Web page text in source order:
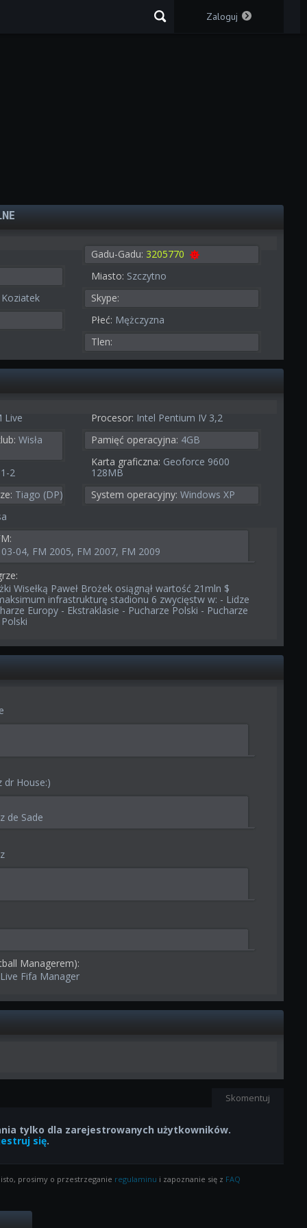
Zaloguj
Gadu-Gadu: 3205770
Miasto: Szczytno
Skype:
Płeć: Mężczyzna
Tlen:
Live
Wisła
2
Tiago (DP)
Procesor: Intel Pentium IV 3,2
Pamięć operacyjna: 4GB
Karta graficzna: Geoforce 9600
128MB
System operacyjny: Windows XP
04, FM 2005, FM 2007, FM 2009
Wisełką Paweł Brożek osiągnął wartość 21mln $
infrastrukturę stadionu 6 zwycięstw w: - Lidze
Europy - Ekstraklasie - Pucharze Polski - Pucharze
dr House:)
de Sade
Managerem):
Fifa Manager
Skomentuj
tylko dla zarejestrowanych użytkowników.
się.
prosimy o przestrzeganie regulaminu i zapoznanie się z FAQ